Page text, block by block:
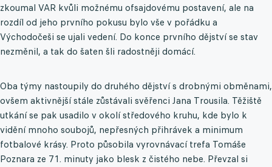
zkoumal VAR kvůli možnému ofsajdovému postavení, ale na
rozdíl od jeho prvního pokusu bylo vše v pořádku a
Východočeši se ujali vedení. Do konce prvního dějství se stav
nezměnil, a tak do šaten šli radostněji domácí.
Oba týmy nastoupily do druhého dějství s drobnými obměnami,
ovšem aktivnější stále zůstávali svěřenci Jana Trousila. Těžiště
utkání se pak usadilo v okolí středového kruhu, kde bylo k
vidění mnoho soubojů, nepřesných přihrávek a minimum
fotbalové krásy. Proto působila vyrovnávací trefa Tomáše
Poznara ze 71. minuty jako blesk z čistého nebe. Převzal si